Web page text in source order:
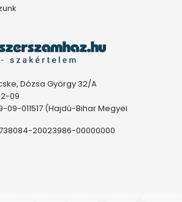
Dózsa György 32/A
09
011517 (Hajdú-Bihar Megyei
20023986-00000000